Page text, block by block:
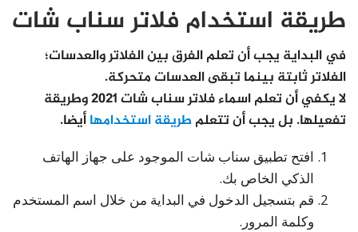
طريقة استخدام فلاتر سناب شات
في البداية يجب أن تعلم الفرق بين الفلاتر والعدسات؛
الفلاتر ثابتة بينما تبقى العدسات متحركة.
لا يكفي أن تعلم اسماء فلاتر سناب شات 2021 وطريقة
تفعيلها. بل يجب أن تتعلمطريقة استخدامهاأيضا.
افتح تطبيق سناب شات الموجود على جهاز الهاتف
الذكي الخاص بك.
قم بتسجيل الدخول في البداية من خلال اسم المستخدم
وكلمة المرور.